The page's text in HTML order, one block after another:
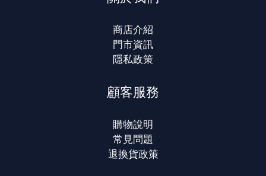
商店介紹
門市資訊
隱私政策
顧客服務
購物說明
常見問題
退換貨政策